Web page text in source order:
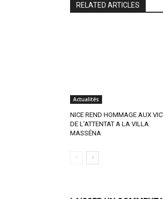
RELATED ARTICLES
Actualités
NICE REND HOMMAGE AUX
DE L’ATTENTAT A LA VILLA
MASSÉNA